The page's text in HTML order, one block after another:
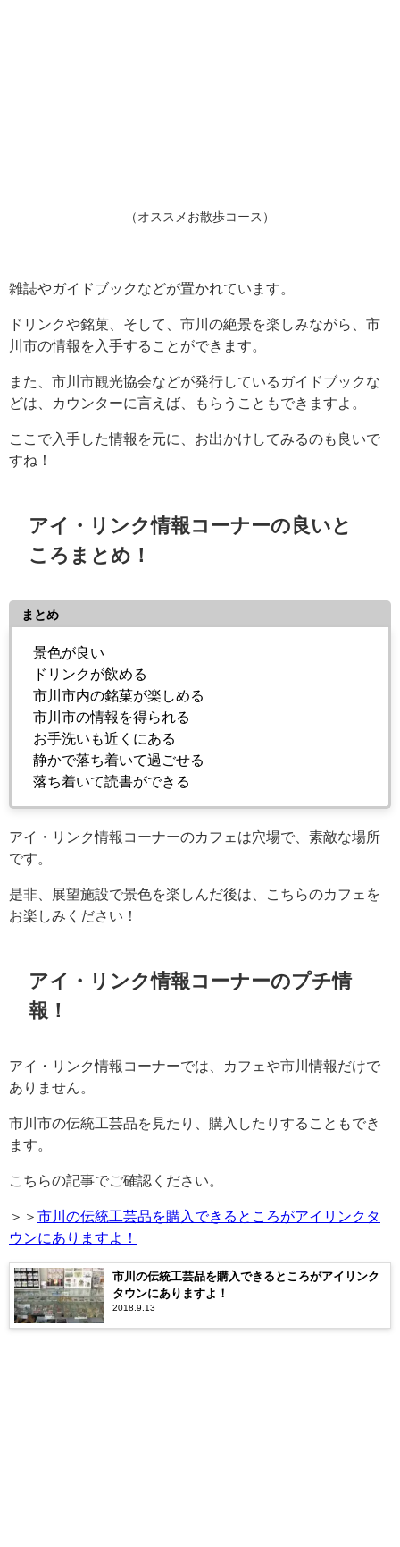
（オススメお散歩コース）
雑誌やガイドブックなどが置かれています。
ドリンクや銘菓、そして、市川の絶景を楽しみながら、市
川市の情報を入手することができます。
また、市川市観光協会などが発行しているガイドブックな
どは、カウンターに言えば、もらうこともできますよ。
ここで入手した情報を元に、お出かけしてみるのも良いで
すね！
アイ・リンク情報コーナーの良いと
ころまとめ！
まとめ
景色が良い
ドリンクが飲める
市川市内の銘菓が楽しめる
市川市の情報を得られる
お手洗いも近くにある
静かで落ち着いて過ごせる
落ち着いて読書ができる
アイ・リンク情報コーナーのカフェは穴場で、素敵な場所
です。
是非、展望施設で景色を楽しんだ後は、こちらのカフェを
お楽しみください！
アイ・リンク情報コーナーのプチ情
報！
アイ・リンク情報コーナーでは、カフェや市川情報だけで
ありません。
市川市の伝統工芸品を見たり、購入したりすることもでき
ます。
こちらの記事でご確認ください。
＞＞ 市川の伝統工芸品を購入できるところがアイリンクタ
ウンにありますよ！
市川の伝統工芸品を購入できるところがアイリンク
タウンにありますよ！
2018.9.13